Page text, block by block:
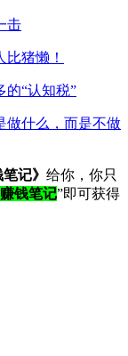
击
猪懒！
“认知税”
做什么，而是不做
记》 给你，你只
赚钱笔记”即可获得